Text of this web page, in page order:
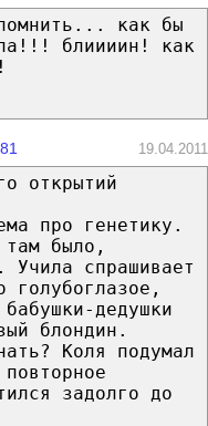
как бы
блиииин! как
19.04.2011
открытий
про генетику.
было,
спрашивает
голубоглазое,
дедушки
блондин.
Коля подумал
задолго до